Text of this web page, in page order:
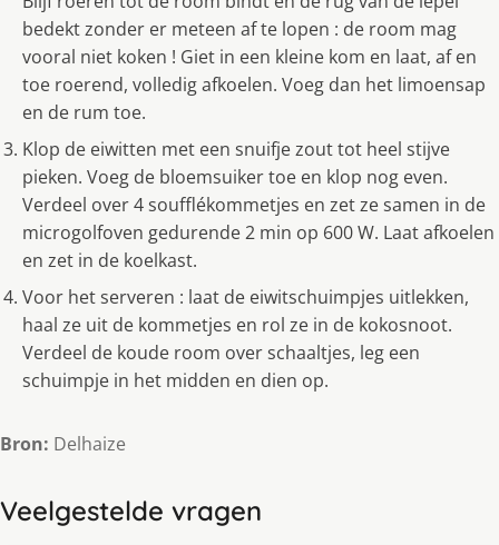
bedekt zonder er meteen af te lopen : de room mag
vooral niet koken ! Giet in een kleine kom en laat, af en
toe roerend, volledig afkoelen. Voeg dan het limoensap
en de rum toe.
Klop de eiwitten met een snuifje zout tot heel stijve
pieken. Voeg de bloemsuiker toe en klop nog even.
Verdeel over 4 soufflékommetjes en zet ze samen in de
microgolfoven gedurende 2 min op 600 W. Laat afkoelen
en zet in de koelkast.
Voor het serveren : laat de eiwitschuimpjes uitlekken,
haal ze uit de kommetjes en rol ze in de kokosnoot.
Verdeel de koude room over schaaltjes, leg een
schuimpje in het midden en dien op.
Bron: Delhaize
Veelgestelde vragen